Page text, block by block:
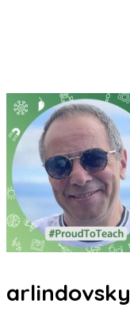
arlindovsky